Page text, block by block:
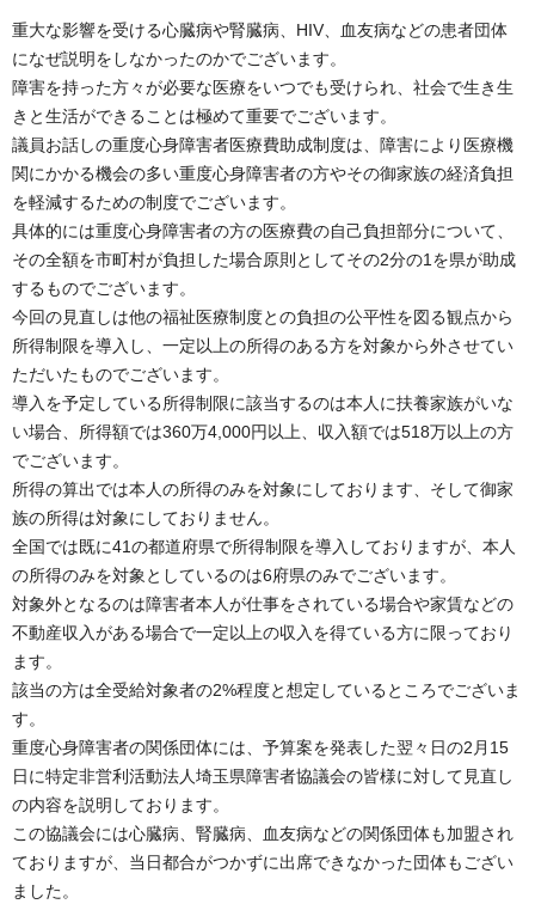
重大な影響を受ける心臓病や腎臓病、HIV、血友病などの患者団体
になぜ説明をしなかったのかでございます。
障害を持った方々が必要な医療をいつでも受けられ、社会で生き生
きと生活ができることは極めて重要でございます。
議員お話しの重度心身障害者医療費助成制度は、障害により医療機
関にかかる機会の多い重度心身障害者の方やその御家族の経済負担
を軽減するための制度でございます。
具体的には重度心身障害者の方の医療費の自己負担部分について、
その全額を市町村が負担した場合原則としてその2分の1を県が助成
するものでございます。
今回の見直しは他の福祉医療制度との負担の公平性を図る観点から
所得制限を導入し、一定以上の所得のある方を対象から外させてい
ただいたものでございます。
導入を予定している所得制限に該当するのは本人に扶養家族がいな
い場合、所得額では360万4,000円以上、収入額では518万以上の方
でございます。
所得の算出では本人の所得のみを対象にしております、そして御家
族の所得は対象にしておりません。
全国では既に41の都道府県で所得制限を導入しておりますが、本人
の所得のみを対象としているのは6府県のみでございます。
対象外となるのは障害者本人が仕事をされている場合や家賃などの
不動産収入がある場合で一定以上の収入を得ている方に限っており
ます。
該当の方は全受給対象者の2%程度と想定しているところでございま
す。
重度心身障害者の関係団体には、予算案を発表した翌々日の2月15
日に特定非営利活動法人埼玉県障害者協議会の皆様に対して見直し
の内容を説明しております。
この協議会には心臓病、腎臓病、血友病などの関係団体も加盟され
ておりますが、当日都合がつかずに出席できなかった団体もござい
ました。